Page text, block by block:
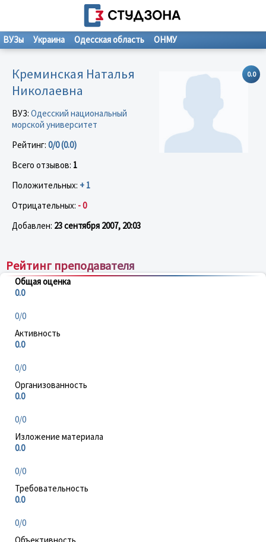
ВУЗы Украина Одесская область ОНМУ
0.0
Креминская Наталья
Николаевна
ВУЗ: Одесский национальный
морской университет
Рейтинг: 0/0 (0.0)
Всего отзывов: 1
Положительных: + 1
Отрицательных: - 0
Добавлен: 23 сентября 2007, 20:03
Рейтинг преподавателя
Общая оценка
0.0
0/0
Активность
0.0
0/0
Организованность
0.0
0/0
Изложение материала
0.0
0/0
Требовательность
0.0
0/0